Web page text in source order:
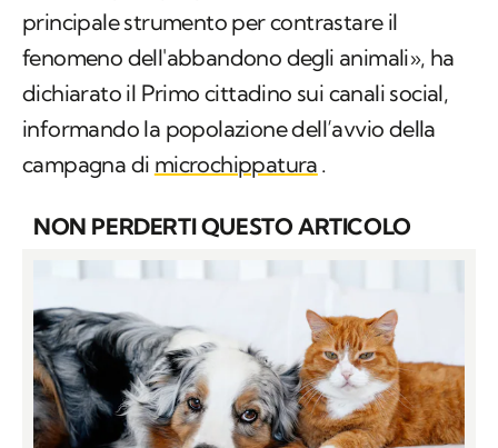
15/2000) per i proprietari o detentori di cani e
principale strumento per contrastare il
fenomeno dell'abbandono degli animali», ha
dichiarato il Primo cittadino sui canali social,
informando la popolazione dell’avvio della
NON PERDERTI QUESTO ARTICOLO